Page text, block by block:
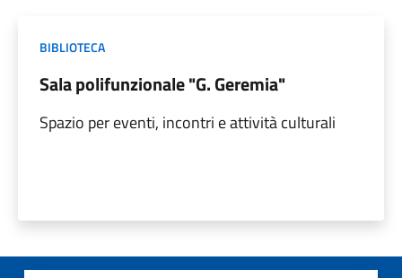
BIBLIOTECA
Sala polifunzionale "G. Geremia"
Spazio per eventi, incontri e attività culturali